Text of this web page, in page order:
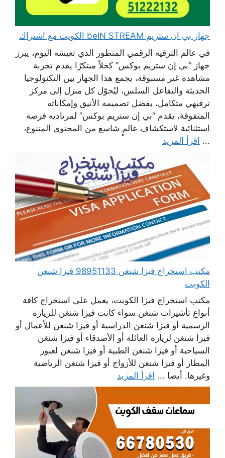
جهاز بي ان ستريم beIN STREAM الكويت مع اشتراك
في عالم الترفيه الرقمي المتطور الذي تعيشه اليوم، يبرز
جهاز “بي إن ستريم بوكس” كحلاً مبتكرًا يقدم تجربة
مشاهدة غير مسبوقة، يجمع هذا الجهاز بين التكنولوجيا
الحديثة والتفاعل السلس، ليُحوّل كل منزل إلى مركز
ترفيهي متكامل، بفضل تصميمه الأنيق وإمكاناته
المتفوقة، يقدم “بي إن ستريم بوكس” لمرتاديه فرصة
استثنائية لاستكشاف عالمٍ شاسع من المحتوى المتنوع،
... اقرأ المزيد
مكتب استخراج فيزا شنغن 98951133 فيزا شنغن
الكويت
مكتب استخراج فيزا الكويت، يعمل على استخراج كافة
أنواع تأشيرات شنغن سواء كانت فيزا شنغن للزيارة
الرسمية أو فيزا شنغن الدراسية أو فيزا شنغن للأعمال أو
فيزا شنغن لزيارة العائلة أو الأصدقاء أو فيزا شنغن
السياحية أو فيزا شنغن الطبية أو فيزا شنغن لعبور
المطار أو فيزا شنغن للأزواج أو فيزا شنغن الرياضية
وغيرها. أيضا ... اقرأ المزيد